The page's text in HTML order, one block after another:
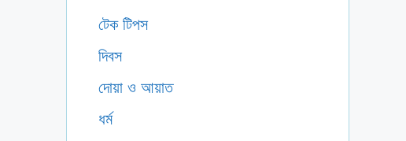
টেক টিপস
দিবস
দোয়া ও আয়াত
ধর্ম